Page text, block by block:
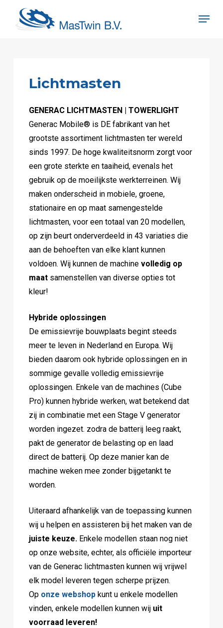
Menu
Lichtmasten
GENERAC LICHTMASTEN | TOWERLIGHT
Generac Mobile® is DE fabrikant van het
grootste assortiment lichtmasten ter wereld
sinds 1997. De hoge kwaliteitsnorm zorgt voor
een grote sterkte en taaiheid, evenals het
gebruik op de moeilijkste werkterreinen. Wij
maken onderscheid in mobiele, groene,
stationaire en op maat samengestelde
lichtmasten, voor een totaal van 20 modellen,
op zijn beurt onderverdeeld in 43 variaties die
aan de behoeften van elke klant kunnen
voldoen. Wij kunnen de machinevolledig op
maat samenstellen van diverse opties tot
kleur!
Hybride oplossingen
De emissievrije bouwplaats begint steeds
meer te leven in Nederland en Europa. Wij
bieden daarom ook hybride oplossingen en in
sommige gevalle volledig emissievrije
oplossingen. Enkele van de machines (Cube
Pro) kunnen hybride werken, wat betekend dat
zij in combinatie met een Stage V generator
worden ingezet. zodra de batterij leeg raakt,
pakt de generator de belasting op en laad
direct de batterij. Op deze manier kan de
machine weken mee zonder bijgetankt te
worden.
Uiteraard afhankelijk van de toepassing kunnen
wij u helpen en assisteren bij het maken van de
juiste keuze. Enkele modellen staan nog niet
op onze website, echter, als officiële importeur
van de Generac lichtmasten kunnen wij vrijwel
elk model leveren tegen scherpe prijzen.
Op onze webshop kunt u enkele modellen
vinden, enkele modellen kunnen wij uit
voorraad leveren!